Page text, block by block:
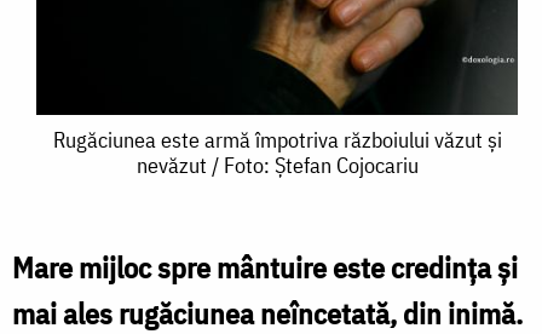
Rugăciunea
împotriva
războiului
Rugăciunea este armă împotriva războiului văzut și
nevăzut / Foto: Ștefan Cojocariu
Mare mijloc spre mântuire este credința și
mai ales rugăciunea neîncetată, din inimă.